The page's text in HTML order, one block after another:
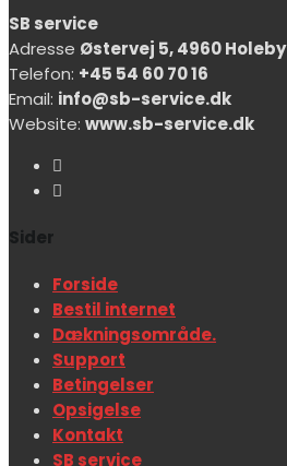
SB service
Adresse Østervej 5, 4960 Holeby
Telefon: +45 54 60 70 16
Email: info@sb-service.dk
Website: www.sb-service.dk
Sider
Forside
Bestil internet
Dækningsområde.
Support
Betingelser
Opsigelse
Kontakt
SB service